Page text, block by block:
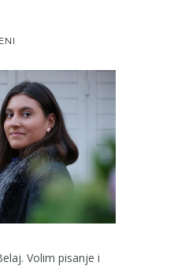
Volim pisanje i